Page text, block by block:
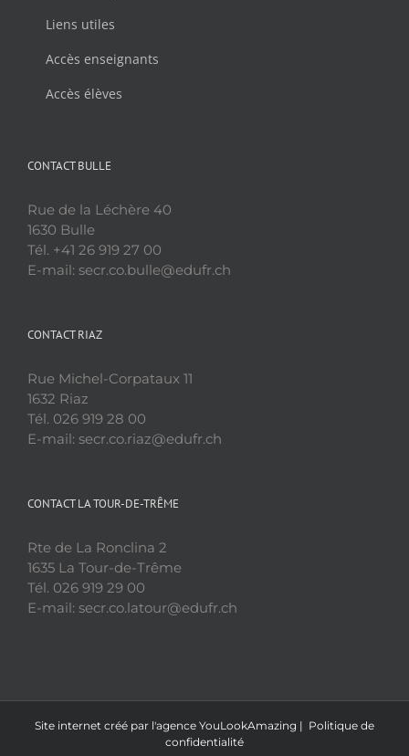
Liens utiles
Accès enseignants
Accès élèves
CONTACT BULLE
Rue de la Léchère 40
1630 Bulle
Tél. +41 26 919 27 00
E-mail: secr.co.bulle@edufr.ch
CONTACT RIAZ
Rue Michel-Corpataux 11
1632 Riaz
Tél. 026 919 28 00
E-mail: secr.co.riaz@edufr.ch
CONTACT LA TOUR-DE-TRÊME
Rte de La Ronclina 2
1635 La Tour-de-Trême
Tél. 026 919 29 00
E-mail: secr.co.latour@edufr.ch
Site internet créé par l'agence YouLookAmazing | Politique de
confidentialité